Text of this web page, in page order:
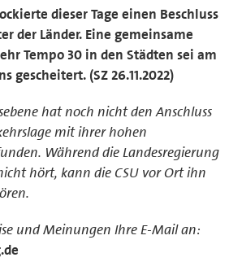
dieser Tage einen Beschluss
der Länder. Eine gemeinsame
Tempo 30 in den Städten sei am
gescheitert. (SZ 26.11.2022)
hat noch nicht den Anschluss
mit ihrer hohen
Während die Landesregierung
hört, kann die CSU vor Ort ihn
und Meinungen Ihre E-Mail an: